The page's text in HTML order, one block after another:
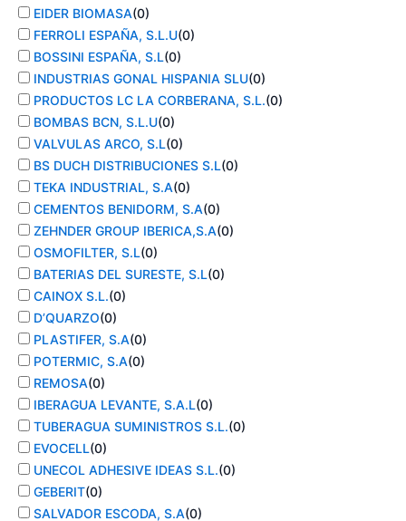
EIDER BIOMASA(0)
FERROLI ESPAÑA, S.L.U(0)
BOSSINI ESPAÑA, S.L(0)
INDUSTRIAS GONAL HISPANIA SLU(0)
PRODUCTOS LC LA CORBERANA, S.L.(0)
BOMBAS BCN, S.L.U(0)
VALVULAS ARCO, S.L(0)
BS DUCH DISTRIBUCIONES S.L(0)
TEKA INDUSTRIAL, S.A(0)
CEMENTOS BENIDORM, S.A(0)
ZEHNDER GROUP IBERICA,S.A(0)
OSMOFILTER, S.L(0)
BATERIAS DEL SURESTE, S.L(0)
CAINOX S.L.(0)
D’QUARZO(0)
PLASTIFER, S.A(0)
POTERMIC, S.A(0)
REMOSA(0)
IBERAGUA LEVANTE, S.A.L(0)
TUBERAGUA SUMINISTROS S.L.(0)
EVOCELL(0)
UNECOL ADHESIVE IDEAS S.L.(0)
GEBERIT(0)
SALVADOR ESCODA, S.A(0)